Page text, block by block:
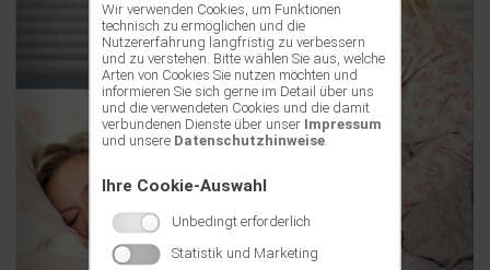
Wir verwenden Cookies, um Funktionen
technisch zu ermöglichen und die
Nutzererfahrung langfristig zu verbessern
und zu verstehen. Bitte wählen Sie aus, welche
Arten von Cookies Sie nutzen möchten und
informieren Sie sich gerne im Detail über uns
und die verwendeten Cookies und die damit
verbundenen Dienste über unser Impressum
und unsere Datenschutzhinweise.
Ihre Cookie-Auswahl
Unbedingt erforderlich
Statistik und Marketing